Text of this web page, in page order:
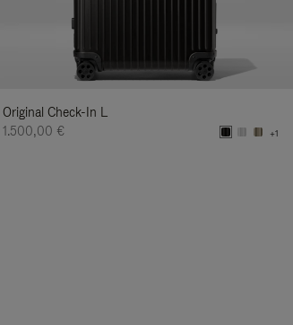
Original Check-In L
1.500,00 €
+1